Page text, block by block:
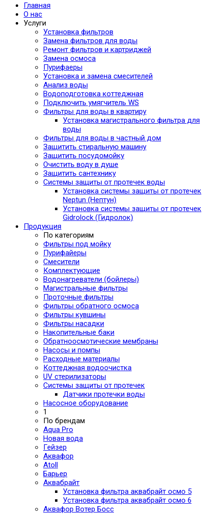
Главная
О нас
Услуги
Установка фильтров
Замена фильтров для воды
Ремонт фильтров и картриджей
Замена осмоса
Пурифаеры
Установка и замена смесителей
Анализ воды
Водоподготовка коттеджная
Подключить умягчитель WS
Фильтры для воды в квартиру
Установка магистрального фильтра для
воды
Фильтры для воды в частный дом
Защитить стиральную машину
Защитить посудомойку
Очистить воду в душе
Защитить сантехнику
Системы защиты от протечек воды
Установка системы защиты от протечек
Neptun (Нептун)
Установка системы защиты от протечек
Gidrolock (Гидролок)
Продукция
По категориям
Фильтры под мойку
Пурифайеры
Смесители
Комплектующие
Водонагреватели (бойлеры)
Магистральные фильтры
Проточные фильтры
Фильтры обратного осмоса
Фильтры кувшины
Фильтры насадки
Накопительные баки
Обратноосмотические мембраны
Насосы и помпы
Расходные материалы
Коттеджная водоочистка
UV стерилизаторы
Системы защиты от протечек
Датчики протечки воды
Насосное оборудование
1
По брендам
Aqua Pro
Новая вода
Гейзер
Аквафор
Atoll
Барьер
Аквабрайт
Установка фильтра аквабрайт осмо 5
Установка фильтра аквабрайт осмо 6
Аквафор Вотер Босс